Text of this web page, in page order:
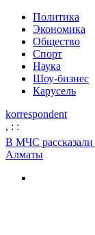
Политика
Экономика
Общество
Спорт
Наука
Шоу-бизнес
Карусель
korrespondent
, : :
В МЧС рассказали
Алматы